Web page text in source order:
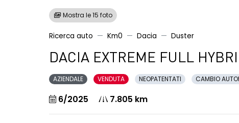
Mostra le 15 foto
Ricerca auto Km0 Dacia Duster
DACIA EXTREME FULL
AZIENDALE VENDUTA NEOPATENTATI CAMBIO
6/2025 7.805 km